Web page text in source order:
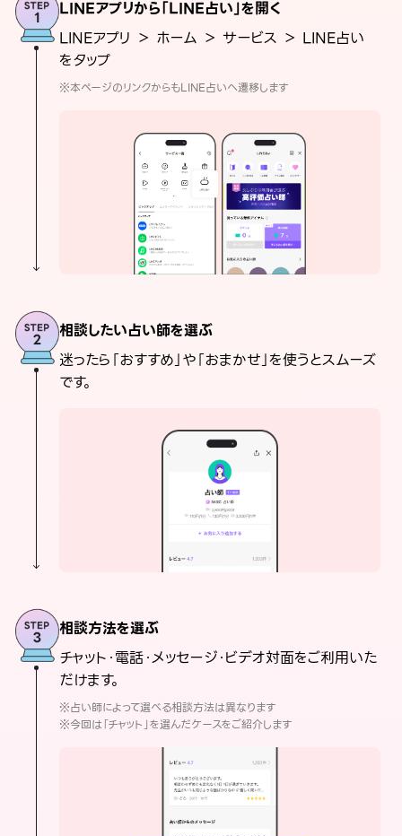
LINEアプリから「LINE占い」を開く
LINEアプリ ＞ ホーム ＞ サービス ＞ LINE占い
をタップ
※本ページのリンクからもLINE占いへ遷移します
相談したい占い師を選ぶ
迷ったら「おすすめ」や「おまかせ」を使うとスムーズ
です。
相談方法を選ぶ
チャット・電話・メッセージ・ビデオ対面をご利用いた
だけます。
※占い師によって選べる相談方法は異なります
※今回は「チャット」を選んだケースをご紹介します